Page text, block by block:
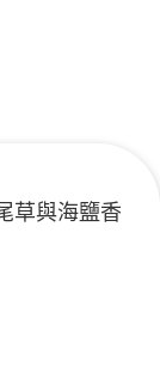
草與海鹽香